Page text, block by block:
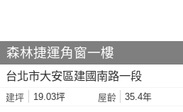
森林捷運角窗一樓
台北市大安區建國南路一段
建坪 19.03坪 屋齡 35.4年